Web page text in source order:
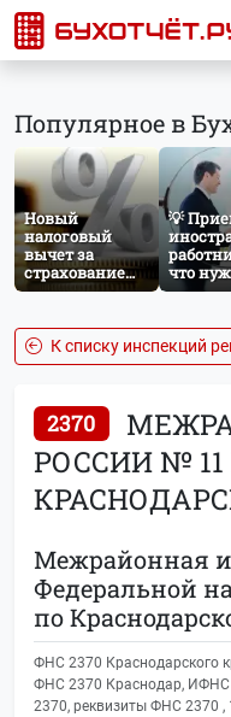
Популярное в
Новый
налоговый
вычет за
страхование
жизни: что
сентября 2026
года
💡
что
знать
К списку инспекций
2370
РОССИИ № 11
Межрайонная
Федеральной
по
ФНС 2370 Краснодарского
ФНС 2370 Краснодар,
2370, реквизиты ФНС 2370